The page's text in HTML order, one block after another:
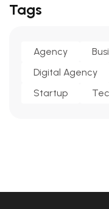
Tags
Agency
Digital Agency
Startup